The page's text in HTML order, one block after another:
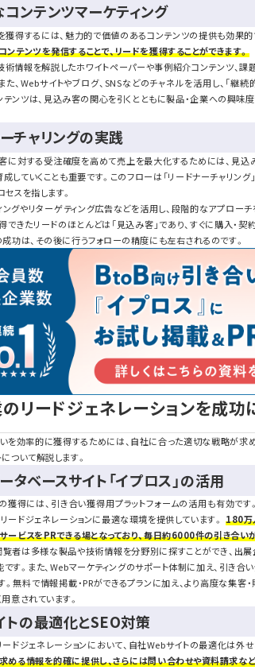
ンテンツマーケティング
獲得するには、魅力的で価値のあるコンテンツの提供も効果的
ンテンツを発信することで、リードを獲得することができます。
術情報を解説したホワイトペーパーや事例紹介コンテンツ、
た、Webサイトやブログ、SNSなどのチャネルを活用し、「継
テンツは、見込み客の関心を引くとともに製品・企業への興味
チャリングの実践
に対する受注確度を高めて売上を最大化するためには、見
成していくことも重要です。このフローは「リードナーチャリ
スを指します。
ングやリターゲティング広告などを活用し、段階的なアプロー
できたリードのほとんどは「見込み客」であり、すぐに購入・
成功は、その後に行うフォローの精度にも左右されるのです。
リードジェネレーションを成功
を効率的に獲得するためには、自社に合った適切な戦略が求め
ついて解説します。
タベースサイト「イプロス」の活用
獲得には、引き合い獲得用プラットフォームの活用も有効で
ードジェネレーションに最適な環境を提供しています。 180万
ービスをPRできる場となっており、毎日約6000件の引き合い
覧者は多様な製品や技術情報を分野別に探すことができ、出
です。また、Webマーケティングのサポート体制に加え、引き
。無料で情報掲載・PRができるプランに加え、より高度な集
意されています。
の最適化とSEO対策
ードジェネレーションにおいて、自社Webサイトの最適化は外
める情報を的確に提供し、さらには問い合わせや資料請求な